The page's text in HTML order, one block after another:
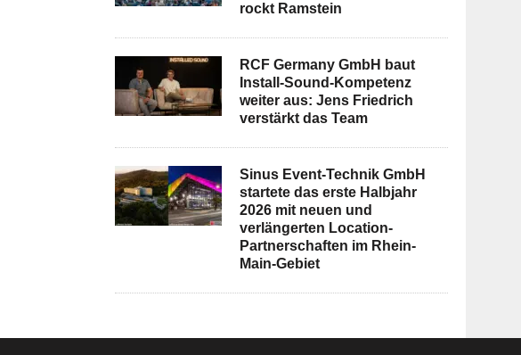
rockt Ramstein
RCF Germany GmbH baut
Install-Sound-Kompetenz
weiter aus: Jens Friedrich
verstärkt das Team
Sinus Event-Technik GmbH
startete das erste Halbjahr
2026 mit neuen und
verlängerten Location-
Partnerschaften im Rhein-
Main-Gebiet